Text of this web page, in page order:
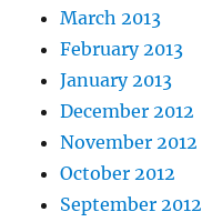
March 2013
February 2013
January 2013
December 2012
November 2012
October 2012
September 2012